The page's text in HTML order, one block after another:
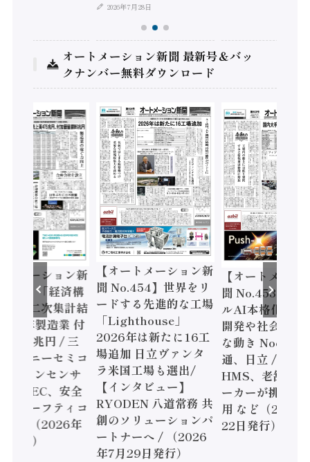
2026年7月28日
オートメーション新聞 最新号＆バッ
クナンバー無料ダウンロード
トメーション新
】「経済構
調査二次集計結
年製造業 付
額86兆円 / 三
とソニーセミコ
ジョンセンサ
/ IDEC、安全
すセーフティコ
ーラ（2026年
発行）
【オートメーション新
聞 No.454】世界をリ
ードする先進的な工場
「Lighthouse」
2026年は新たに16工
場追加 日立ヴァンタ
ラ米国工場も選出/
【インタビュー】
RYODEN 八道常務 共
創のソリューションパ
ートナーへ / （2026
年7月29日発行）
【オートメーシ
聞 No.453】フ
ルAI本格化へ
開発や社会実装
な動き Noetra
通、日立 / 兵神
HMS、老舗ポ
ーカーが挑むデ
用 など（2026
22日発行）